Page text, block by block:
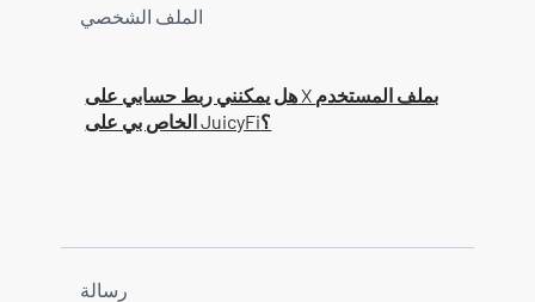
الملف الشخصي
هل يمكنني ربط حسابي على X بملف المستخدم
الخاص بي على JuicyFi؟
رسالة